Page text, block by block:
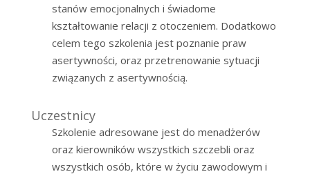
stanów emocjonalnych i świadome
kształtowanie relacji z otoczeniem. Dodatkowo
celem tego szkolenia jest poznanie praw
asertywności, oraz przetrenowanie sytuacji
związanych z asertywnością.
Uczestnicy
Szkolenie adresowane jest do menadżerów
oraz kierowników wszystkich szczebli oraz
wszystkich osób, które w życiu zawodowym i